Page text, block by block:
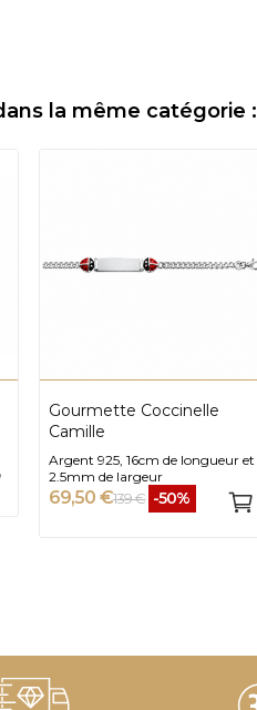
la même catégorie :
Gourmette Coccinelle
Camille
Argent 925, 16cm de longueur et
2.5mm de largeur
69,50 €139 € -50%